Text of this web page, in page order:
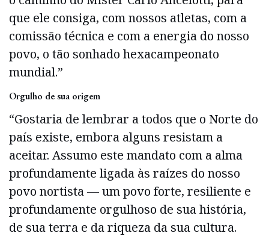
que ele consiga, com nossos atletas, com a
comissão técnica e com a energia do nosso
povo, o tão sonhado hexacampeonato
mundial.”
Orgulho de sua origem
“Gostaria de lembrar a todos que o Norte do
país existe, embora alguns resistam a
aceitar. Assumo este mandato com a alma
profundamente ligada às raízes do nosso
povo nortista — um povo forte, resiliente e
profundamente orgulhoso de sua história,
de sua terra e da riqueza da sua cultura.